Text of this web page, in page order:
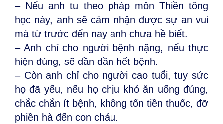
– Nếu anh tu theo pháp môn Thiền tông
học này, anh sẽ cảm nhận được sự an vui
mà từ trước đến nay anh chưa hề biết.
– Anh chỉ cho người bệnh nặng, nếu thực
hiện đúng, sẽ dần dần hết bệnh.
– Còn anh chỉ cho người cao tuổi, tuy sức
họ đã yếu, nếu họ chịu khó ăn uống đúng,
chắc chắn ít bệnh, không tốn tiền thuốc, đỡ
phiền hà đến con cháu.